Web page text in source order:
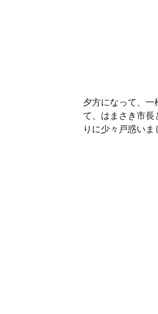
夕方になって、
て、はまさき市
りに少々戸惑いま